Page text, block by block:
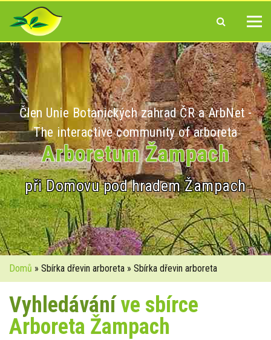
Člen Unie Botanických zahrad ČR a ArbNet -
The interactive community of arboreta
Arboretum Žampach
při Domovu pod hradem Žampach
Domů » Sbírka dřevin arboreta » Sbírka dřevin arboreta
Vyhledáváníve sbírce
Arboreta Žampach